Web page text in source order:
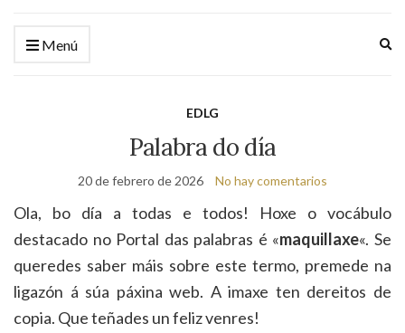
Menú
EDLG
Palabra do día
20 de febrero de 2026 No hay comentarios
Ola, bo día a todas e todos! Hoxe o vocábulo
destacado no Portal das palabras é «maquillaxe«. Se
queredes saber máis sobre este termo, premede na
ligazón á súa páxina web. A imaxe ten dereitos de
copia. Que teñades un feliz venres!